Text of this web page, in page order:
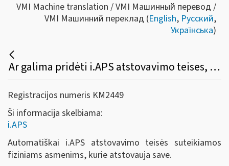
VMI Machine translation / VMI Машинный перевод /
VMI Машинний переклад (English, Русский,
Українська)
Ar galima pridėti i.APS atstovavimo teises, kaip tai padaryti?
Registracijos numeris KM2449
Ši informacija skelbiama:
i.APS
Automatiškai i.APS atstovavimo teisės suteikiamos
fiziniams asmenims, kurie atstovauja save.